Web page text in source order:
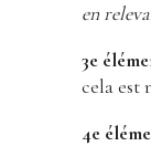
en
3e
cela est
4e